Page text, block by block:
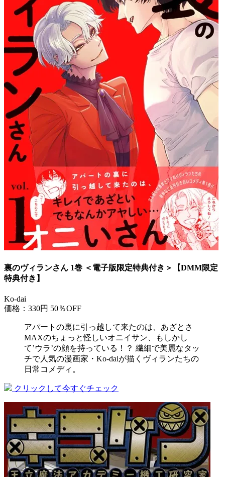
裏のヴィランさん 1巻 ＜電子版限定特典付き＞【DMM限定
特典付き】
Ko-dai
価格：330円 50％OFF
アパートの裏に引っ越して来たのは、あざとさ
MAXのちょっと怪しいオニイサン、もしかし
て’ウラ’の顔を持っている！？ 繊細で美麗なタッ
チで人気の漫画家・Ko-daiが描くヴィランたちの
日常コメディ。
クリックして今すぐチェック